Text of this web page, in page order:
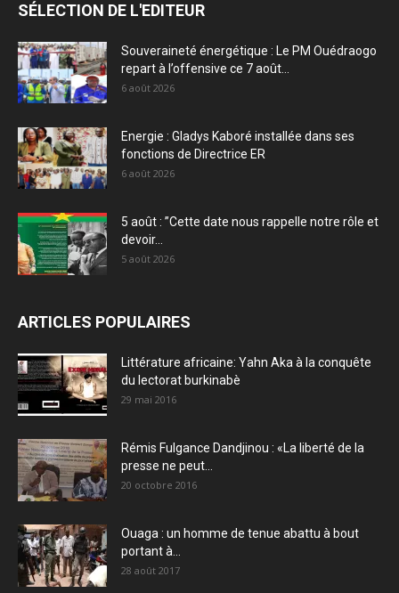
SÉLECTION DE L'EDITEUR
Souveraineté énergétique : Le PM Ouédraogo
repart à l’offensive ce 7 août...
6 août 2026
Energie : Gladys Kaboré installée dans ses
fonctions de Directrice ER
6 août 2026
5 août : ”Cette date nous rappelle notre rôle et
devoir...
5 août 2026
ARTICLES POPULAIRES
Littérature africaine: Yahn Aka à la conquête
du lectorat burkinabè
29 mai 2016
Rémis Fulgance Dandjinou : «La liberté de la
presse ne peut...
20 octobre 2016
Ouaga : un homme de tenue abattu à bout
portant à...
28 août 2017